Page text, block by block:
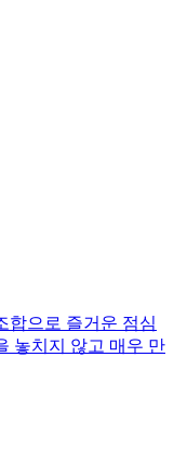
합으로 즐거운 점심
놓치지 않고 매우 만